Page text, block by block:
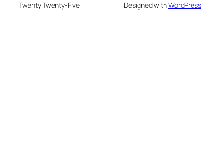
Twenty Twenty-Five Designed withWordPress